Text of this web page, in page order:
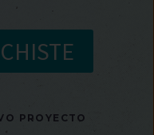
PROYECTO